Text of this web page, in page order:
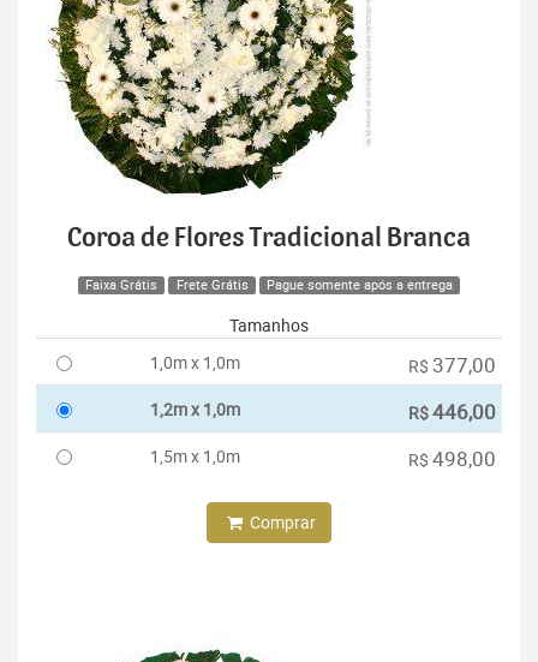
Coroa de Flores Tradicional Branca
Faixa Grátis Frete Grátis Pague somente após a entrega
Tamanhos
1,0m x 1,0m
R$ 377,00
1,2m x 1,0m R$446,00
1,5m x 1,0m R$ 498,00
Comprar